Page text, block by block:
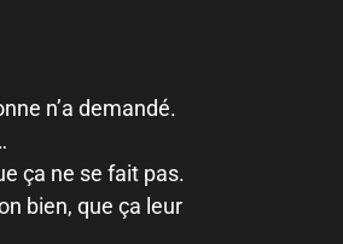
n’a demandé.
ça ne se fait pas.
bien, que ça leur